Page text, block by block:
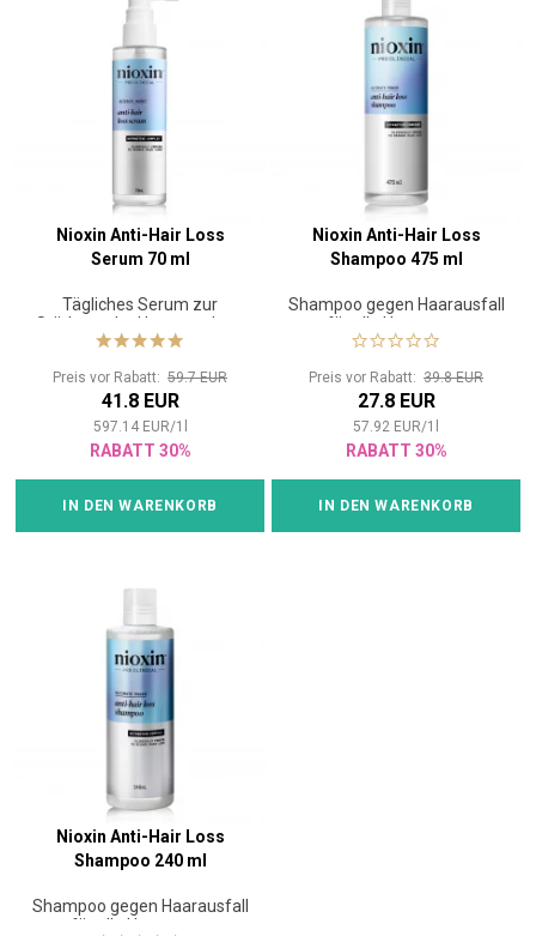
Nioxin Anti-Hair Loss
Serum 70 ml
Tägliches Serum zur
Stärkung der Haare und zur
Reduzierung des
Preis vor Rabatt: 59.7 EUR
41.8 EUR
597.14 EUR/1
RABATT 30%
IN DEN WARENKORB
Nioxin Anti-Hair Loss
Shampoo 475 ml
Shampoo gegen Haarausfall
für alle Haartypen.
Preis vor Rabatt: 39.8 EUR
27.8 EUR
57.92 EUR/1
RABATT 30%
IN DEN WARENKORB
Nioxin Anti-Hair Loss
Shampoo 240 ml
Shampoo gegen Haarausfall
für alle Haartypen.